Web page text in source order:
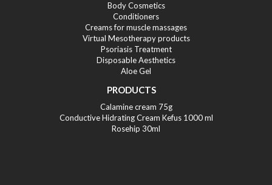
Body Cosmetics
Conditioners
Creams for muscle massages
Virtual Mesotherapy products
Psoriasis Treatment
Disposable Aesthetics
Aloe Gel
PRODUCTS
Calamine cream 75g
Conductive Hidrating Cream Kefus 1000 ml
Rosehip 30ml